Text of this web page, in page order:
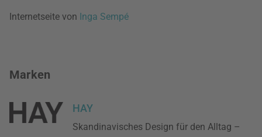
Internetseite von Inga Sempé
Marken
HAY
Skandinavisches Design für den Alltag –